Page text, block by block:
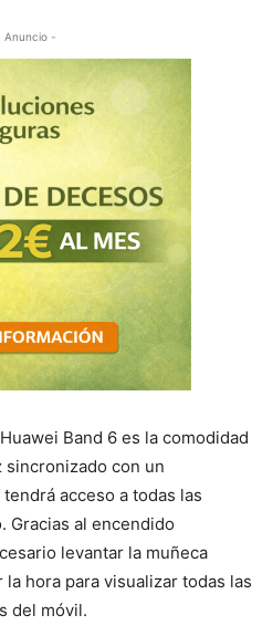
Anuncio -
Band 6 es la comodidad
sincronizado con un
tendrá acceso a todas las
Gracias al encendido
levantar la muñeca
hora para visualizar todas las
del móvil.